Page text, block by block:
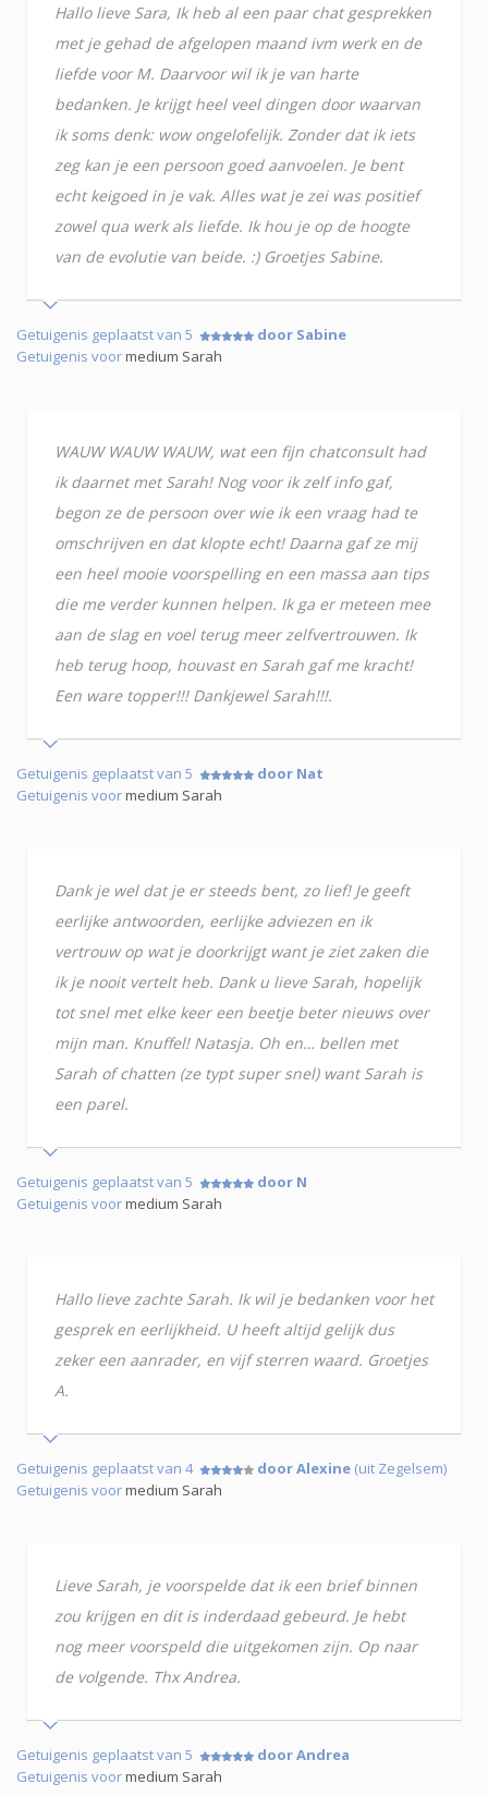
Hallo lieve Sara, Ik heb al een paar chat gesprekken
met je gehad de afgelopen maand ivm werk en de
liefde voor M. Daarvoor wil ik je van harte
bedanken. Je krijgt heel veel dingen door waarvan
ik soms denk: wow ongelofelijk. Zonder dat ik iets
zeg kan je een persoon goed aanvoelen. Je bent
echt keigoed in je vak. Alles wat je zei was positief
zowel qua werk als liefde. Ik hou je op de hoogte
van de evolutie van beide. :) Groetjes Sabine.
Getuigenis geplaatst van 5
door Sabine
Getuigenis voormedium Sarah
WAUW WAUW WAUW, wat een fijn chatconsult had
ik daarnet met Sarah! Nog voor ik zelf info gaf,
begon ze de persoon over wie ik een vraag had te
omschrijven en dat klopte echt! Daarna gaf ze mij
een heel mooie voorspelling en een massa aan tips
die me verder kunnen helpen. Ik ga er meteen mee
aan de slag en voel terug meer zelfvertrouwen. Ik
heb terug hoop, houvast en Sarah gaf me kracht!
Een ware topper!!! Dankjewel Sarah!!!.
Getuigenis geplaatst van 5
door Nat
Getuigenis voormedium Sarah
Dank je wel dat je er steeds bent, zo lief! Je geeft
eerlijke antwoorden, eerlijke adviezen en ik
vertrouw op wat je doorkrijgt want je ziet zaken die
ik je nooit vertelt heb. Dank u lieve Sarah, hopelijk
tot snel met elke keer een beetje beter nieuws over
mijn man. Knuffel! Natasja. Oh en… bellen met
Sarah of chatten (ze typt super snel) want Sarah is
een parel.
Getuigenis geplaatst van 5
door N
Getuigenis voormedium Sarah
Hallo lieve zachte Sarah. Ik wil je bedanken voor het
gesprek en eerlijkheid. U heeft altijd gelijk dus
zeker een aanrader, en vijf sterren waard. Groetjes
A.
Getuigenis geplaatst van 4 door Alexine (uit Zegelsem)
Getuigenis voormedium Sarah
Lieve Sarah, je voorspelde dat ik een brief binnen
zou krijgen en dit is inderdaad gebeurd. Je hebt
nog meer voorspeld die uitgekomen zijn. Op naar
de volgende. Thx Andrea.
Getuigenis geplaatst van 5
door Andrea
Getuigenis voormedium Sarah